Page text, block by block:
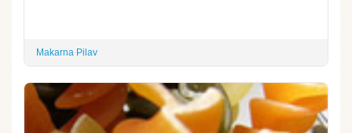
Makarna Pilav